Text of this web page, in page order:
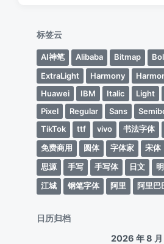
标签云
AI神笔 Alibaba Bitmap
ExtraLight
Harmony
Huawei
IBM Italic Light
Pixel
Regular Sans
TikTok
ttf vivo 书法字体
免费商用
圆体 字体家 宋体
思源
手写 手写体 日文
江城
钢笔字体 阿里 阿里巴
日历归档
2026 年 8 月